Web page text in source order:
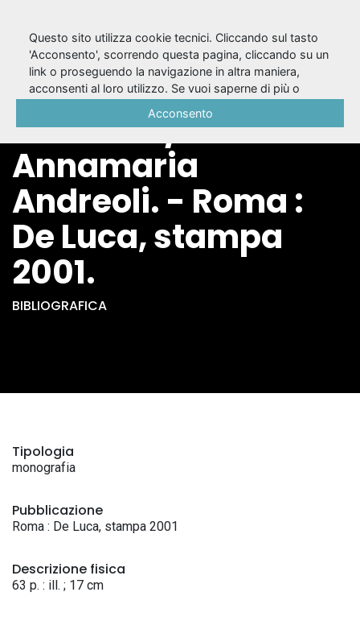
D'Annunzio e
l'Abruzzo / di
Annamaria
Andreoli. - Roma :
De Luca, stampa
2001.
BIBLIOGRAFICA
Tipologia
monografia
Pubblicazione
Roma : De Luca, stampa 2001
Descrizione fisica
63 p. : ill. ; 17 cm
Questo sito utilizza cookie tecnici. Cliccando sul tasto
'Acconsento', scorrendo questa pagina, cliccando su un
link o proseguendo la navigazione in altra maniera,
acconsenti al loro utilizzo. Se vuoi saperne di più o
Acconsento